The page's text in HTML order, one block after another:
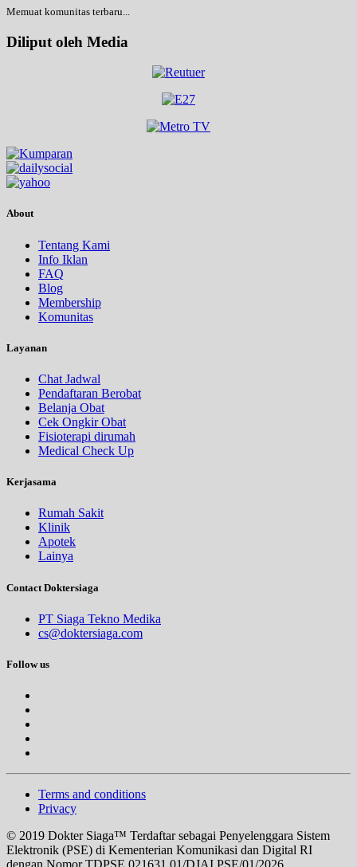
Memuat komunitas terbaru...
Diliput oleh Media
About
Tentang Kami
Info Iklan
FAQ
Blog
Membership
Komunitas
Layanan
Chat Jadwal
Pendaftaran Berobat
Belanja Obat
Cek Ongkir Obat
Fisioterapi dirumah
Medical Check Up
Kerjasama
Rumah Sakit
Klinik
Apotek
Lainya
Contact Doktersiaga
PT Siaga Tekno Medika
cs@doktersiaga.com
Follow us
Terms and conditions
Privacy
© 2019 Dokter Siaga™ Terdaftar sebagai Penyelenggara Sistem
Elektronik (PSE) di Kementerian Komunikasi dan Digital RI
dengan Nomor TDPSE 021631.01/DJAI.PSE/01/2026